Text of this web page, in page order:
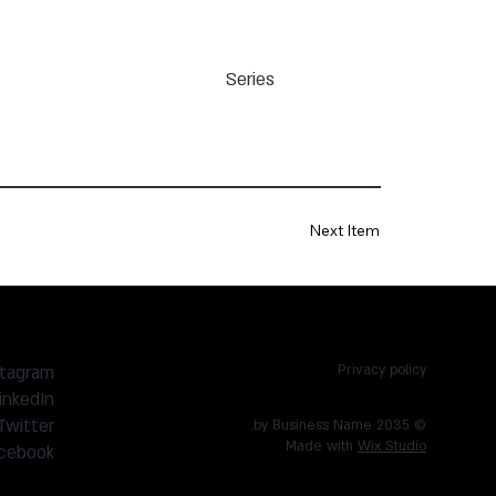
Series
Next Item
Privacy policy
© 2035 by Business Name.
Made with Wix Studio